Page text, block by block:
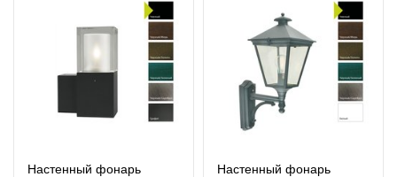
Настенный фонарь
Настенный фонарь